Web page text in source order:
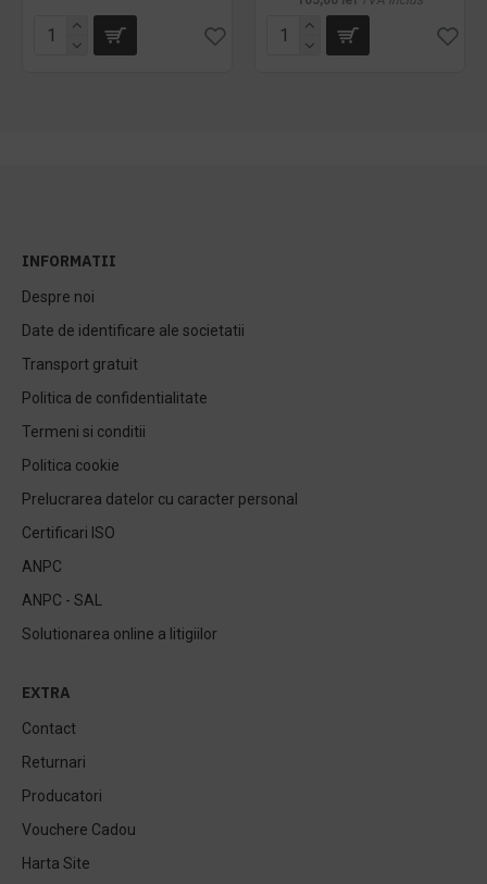
INFORMATII
Despre noi
Date de identificare ale societatii
Transport gratuit
Politica de confidentialitate
Termeni si conditii
Politica cookie
Prelucrarea datelor cu caracter personal
Certificari ISO
ANPC
ANPC - SAL
Solutionarea online a litigiilor
EXTRA
Contact
Returnari
Producatori
Vouchere Cadou
Harta Site